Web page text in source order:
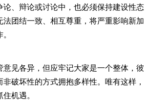
论、辩论或讨论中，也必须保持建设性态
法团结一致、相互尊重，将严重影响新加
意见各异，但应牢记大家是一个整体，彼
破坏性的方式拥抱多样性。唯有这样，
机遇。